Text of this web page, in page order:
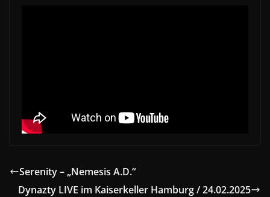
Serenity – „Nemesis A.D.“
Dynazty LIVE im Kaiserkeller Hamburg / 24.02.2025